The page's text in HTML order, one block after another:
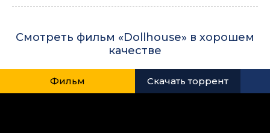
Смотреть фильм «Dollhouse» в хорошем
качестве
Фильм Скачать торрент